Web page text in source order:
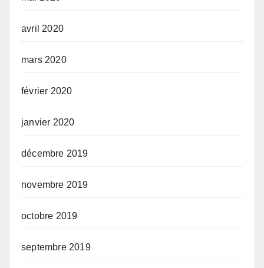
avril 2020
mars 2020
février 2020
janvier 2020
décembre 2019
novembre 2019
octobre 2019
septembre 2019